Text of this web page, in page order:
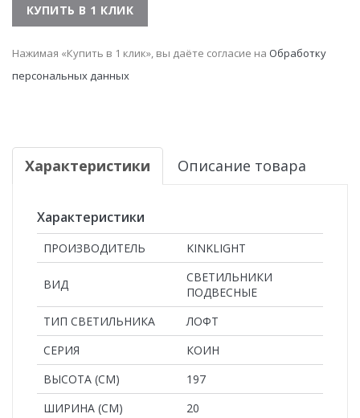
Нажимая «Купить в 1 клик», вы даёте согласие на Обработку
персональных данных
Характеристики Описание товара
Характеристики
ПРОИЗВОДИТЕЛЬ KINKLIGHT
ВИД
СВЕТИЛЬНИКИ
ПОДВЕСНЫЕ
ТИП СВЕТИЛЬНИКА
ЛОФТ
СЕРИЯ
КОИН
ВЫСОТА (СМ)
197
ШИРИНА (СМ)
20